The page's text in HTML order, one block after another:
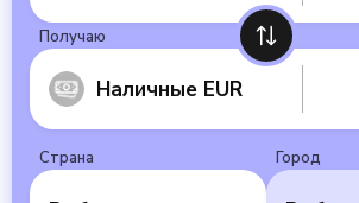
Получаю
Наличные EUR
Страна Город